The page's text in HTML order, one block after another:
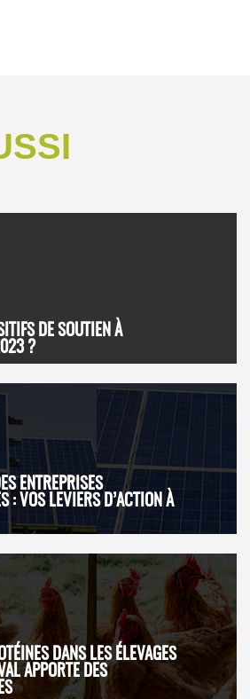
DE SOUTIEN À
?
ENTREPRISES
: VOS LEVIERS D’ACTION À
DANS LES ÉLEVAGES
APPORTE DES